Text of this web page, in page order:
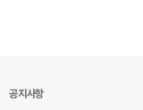
공지사항